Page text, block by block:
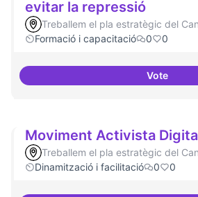
evitar la repressió
Treballem el pla estratègic del
Formació i capacitació
0 0
Vote
Moviment Activista
Treballem el pla estratègic del
Dinamització i facilitació
0 0